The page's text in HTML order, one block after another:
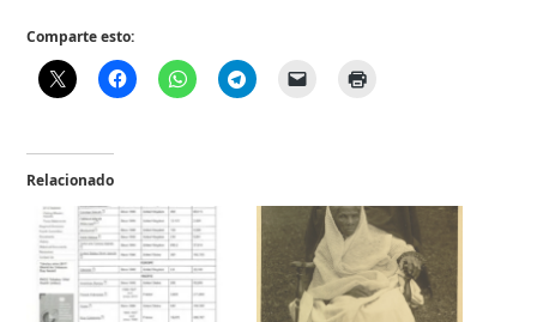
Comparte esto:
Relacionado